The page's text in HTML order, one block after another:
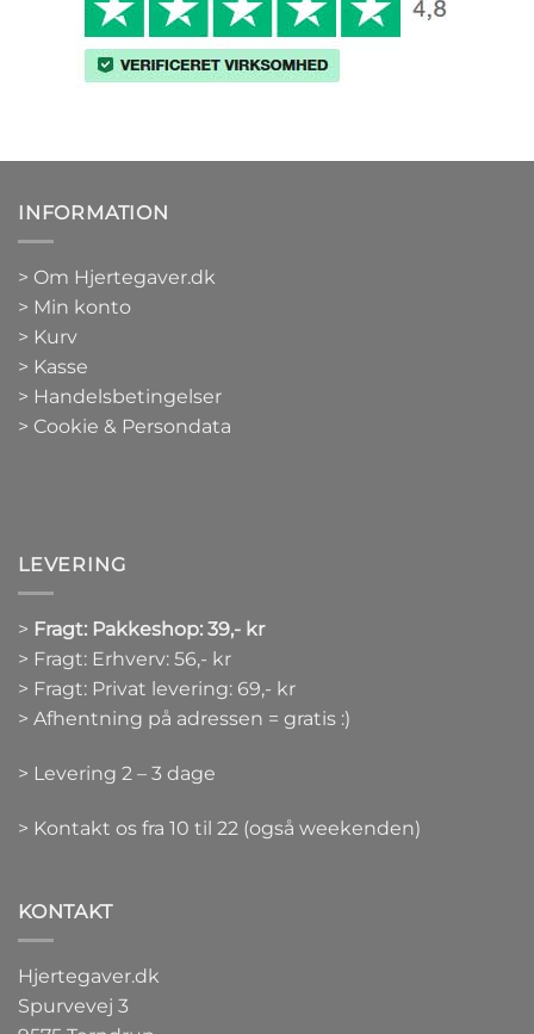
INFORMATION
> Om Hjertegaver.dk
> Min konto
> Kurv
> Kasse
> Handelsbetingelser
> Cookie & Persondata
LEVERING
> Fragt: Pakkeshop: 39,- kr
> Fragt: Erhverv: 56,- kr
> Fragt: Privat levering: 69,- kr
> Afhentning på adressen = gratis :)
> Levering 2 – 3 dage
> Kontakt os fra 10 til 22 (også weekenden)
KONTAKT
Hjertegaver.dk
Spurvevej 3